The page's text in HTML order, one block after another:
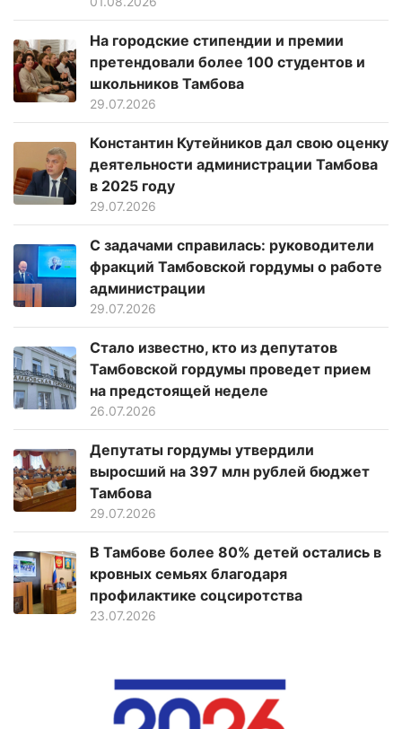
На городские стипендии и премии
претендовали более 100 студентов и
школьников Тамбова
29.07.2026
Константин Кутейников дал свою оценку
деятельности администрации Тамбова
в 2025 году
29.07.2026
С задачами справилась: руководители
фракций Тамбовской гордумы о работе
администрации
29.07.2026
Стало известно, кто из депутатов
Тамбовской гордумы проведет прием
на предстоящей неделе
26.07.2026
Депутаты гордумы утвердили
выросший на 397 млн рублей бюджет
Тамбова
29.07.2026
В Тамбове более 80% детей остались в
кровных семьях благодаря
профилактике соцсиротства
23.07.2026